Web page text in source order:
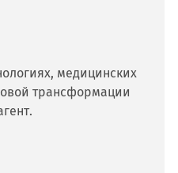
медицинских
трансформации